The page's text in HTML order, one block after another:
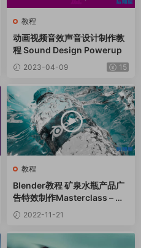
教程
动画视频音效声音设计制作教
程 Sound Design Powerup
2023-04-09 15
教程
Blender教程 矿泉水瓶产品广
告特效制作Masterclass – Ma
king Bottle Commercials Us
ing Blender
2022-11-21